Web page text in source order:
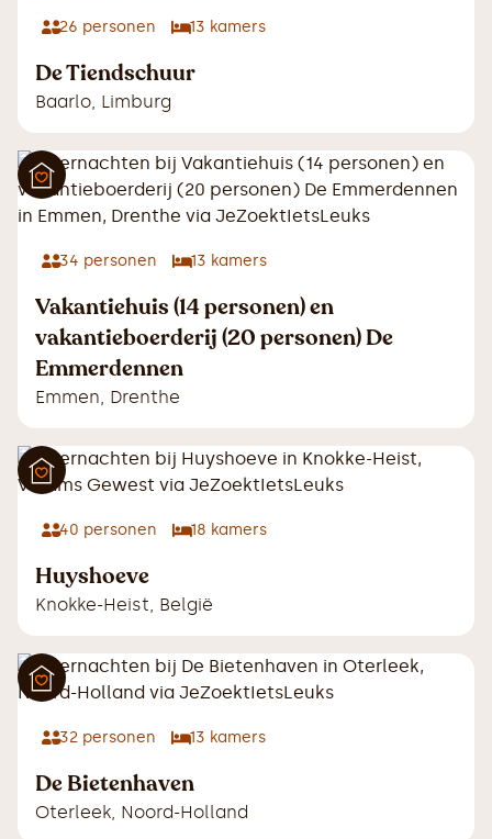
26 personen 13 kamers
De Tiendschuur
Baarlo, Limburg
34 personen 13 kamers
Vakantiehuis (14 personen) en
vakantieboerderij (20 personen) De
Emmerdennen
Emmen, Drenthe
40 personen 18 kamers
Huyshoeve
Knokke-Heist, België
32 personen 13 kamers
De Bietenhaven
Oterleek, Noord-Holland